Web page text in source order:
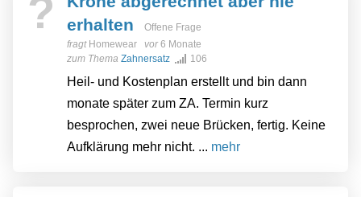
?
erhalten
Offene Frage
fragt Homewear vor6 Monate
zum Thema Zahnersatz 106
Heil- und Kostenplan erstellt und bin dann
monate später zum ZA. Termin kurz
besprochen, zwei neue Brücken, fertig. Keine
Aufklärung mehr nicht. ... mehr